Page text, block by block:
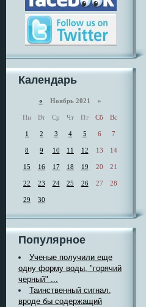
Календарь
« Ноябрь 2021 »
Пн Вт Ср Чт Пт Сб Вс
1 2 3 4 5 6 7
8 9 10 11 12 13 14
15 16 17 18 19 20 21
22 23 24 25 26 27 28
29 30
Популярное
Ученые получили еще
одну форму воды, "горячий
черный" ...
Таинственный сигнал,
вроде бы содержащий